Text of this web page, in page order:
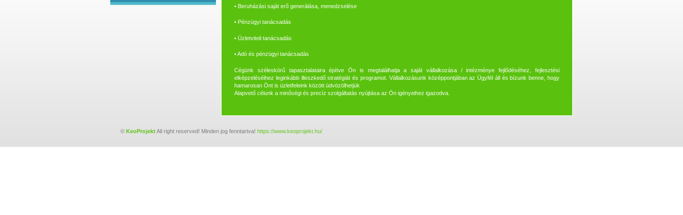
• Beruházási saját erő generálása, menedzselése
• Pénzügyi tanácsadás
• Üzletviteli tanácsadás
• Adó és pénzügyi tanácsadás
Cégünk széleskörű tapasztalataira építve Ön is megtalálhatja a saját vállalkozása / intézménye fejlődéséhez, fejlesztési
elképzeléséihez leginkább illeszkedő stratégiát és programot. Vállalkozásunk középpontjában az Ügyfél áll és bízunk benne, hogy
hamarosan Önt is üzletfeleink között üdvözölhetjük
Alapvető célunk a minőségi és precíz szolgáltatás nyújtása az Ön igényeihez igazodva.
© KeoProjektAll right reserved! Minden jog fenntartva! https://www.keoprojekt.hu/